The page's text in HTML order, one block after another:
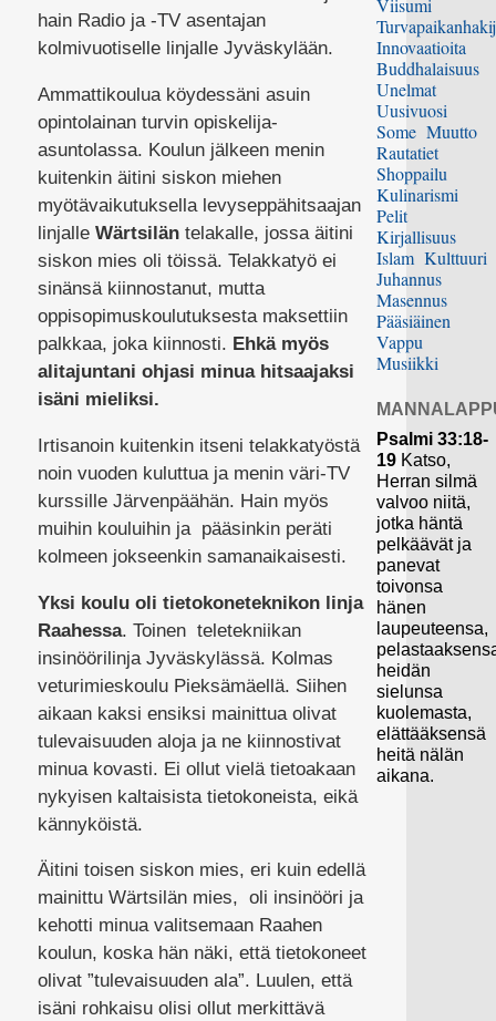
hain Radio ja -TV asentajan
kolmivuotiselle linjalle Jyväskylään.
Ammattikoulua köydessäni asuin
opintolainan turvin opiskelija-
asuntolassa. Koulun jälkeen menin
kuitenkin äitini siskon miehen
myötävaikutuksella levyseppähitsaajan
linjalle Wärtsiläntelakalle, jossa äitini
siskon mies oli töissä. Telakkatyö ei
sinänsä kiinnostanut, mutta
oppisopimuskoulutuksesta maksettiin
palkkaa, joka kiinnosti. Ehkä myös
alitajuntani ohjasi minua hitsaajaksi
isäni mieliksi.
Irtisanoin kuitenkin itseni telakkatyöstä
noin vuoden kuluttua ja menin väri-TV
kurssille Järvenpäähän. Hain myös
muihin kouluihin ja pääsinkin peräti
kolmeen jokseenkin samanaikaisesti.
Yksi koulu oli tietokoneteknikon linja
Raahessa. Toinen teletekniikan
insinöörilinja Jyväskylässä. Kolmas
veturimieskoulu Pieksämäellä. Siihen
aikaan kaksi ensiksi mainittua olivat
tulevaisuuden aloja ja ne kiinnostivat
minua kovasti. Ei ollut vielä tietoakaan
nykyisen kaltaisista tietokoneista, eikä
kännyköistä.
Äitini toisen siskon mies, eri kuin edellä
mainittu Wärtsilän mies, oli insinööri ja
kehotti minua valitsemaan Raahen
koulun, koska hän näki, että tietokoneet
olivat ”tulevaisuuden ala”. Luulen, että
isäni rohkaisu olisi ollut merkittävä
Viisumi
Innovaatioita
Buddhalaisuus
Unelmat
Uusivuosi
Some Muutto
Rautatiet
Shoppailu
Kulinarismi
Pelit
Kirjallisuus
Islam Kulttuuri
Juhannus
Masennus
Pääsiäinen
Vappu
Musiikki
Psalmi 33:18-
19 Katso,
Herran silmä
valvoo niitä,
jotka häntä
pelkäävät ja
panevat
toivonsa
hänen
laupeuteensa,
heidän
sielunsa
kuolemasta,
elättääksensä
heitä nälän
aikana.